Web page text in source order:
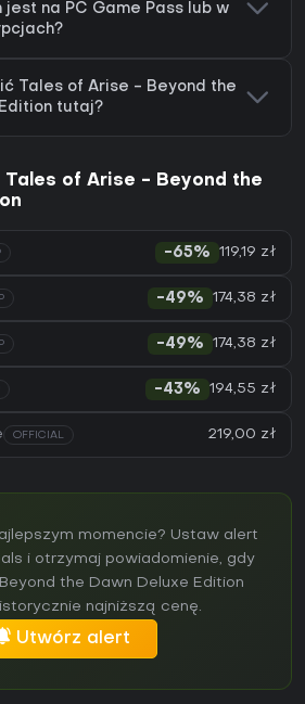
jest na PC Game Pass lub w
Tales of Arise - Beyond the
tutaj?
Tales of Arise - Beyond the
-65% 119,19 zł
-49% 174,38 zł
-49% 174,38 zł
-43% 194,55 zł
OFFICIAL 219,00 zł
momencie? Ustaw alert
i otrzymaj powiadomienie, gdy
the Dawn Deluxe Edition
najniższą cenę.
Utwórz alert